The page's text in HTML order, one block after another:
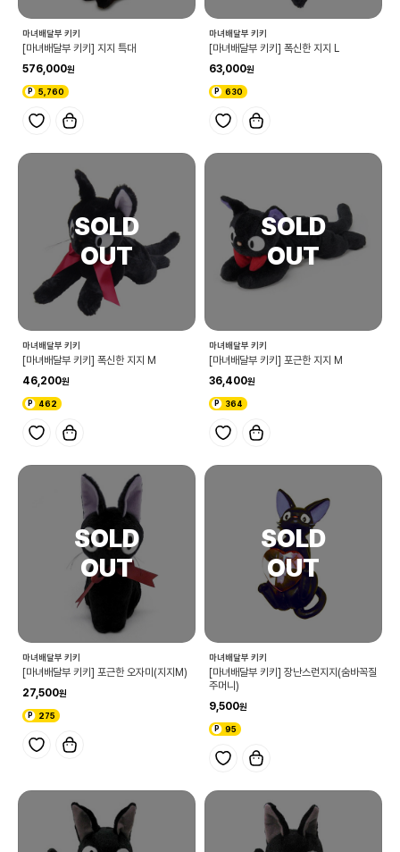
마녀배달부 키키
[마녀배달부 키키] 지지 특대
576,000
5,760
마녀배달부 키키
[마녀배달부 키키] 폭신한 지지 L
63,000
630
마녀배달부 키키
[마녀배달부 키키] 폭신한 지지 M
46,200
462
마녀배달부 키키
[마녀배달부 키키] 포근한 지지 M
36,400
364
마녀배달부 키키
[마녀배달부 키키] 포근한 오자미(지지M)
27,500
275
마녀배달부 키키
[마녀배달부 키키] 장난스런지지(숨바꼭질
주머니)
9,500
95